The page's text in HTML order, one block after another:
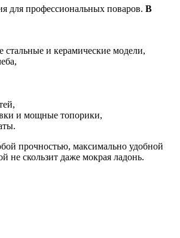
для профессиональных поваров. В
стальные и керамические модели,
и мощные топорики,
прочностью, максимально удобной
не скользит даже мокрая ладонь.